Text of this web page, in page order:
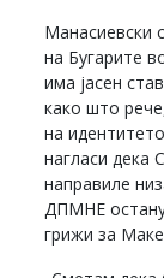
Манасиевски
на Бугарите
има јасен
како што
на
нагласи дека
направиле
ДПМНЕ
грижи за